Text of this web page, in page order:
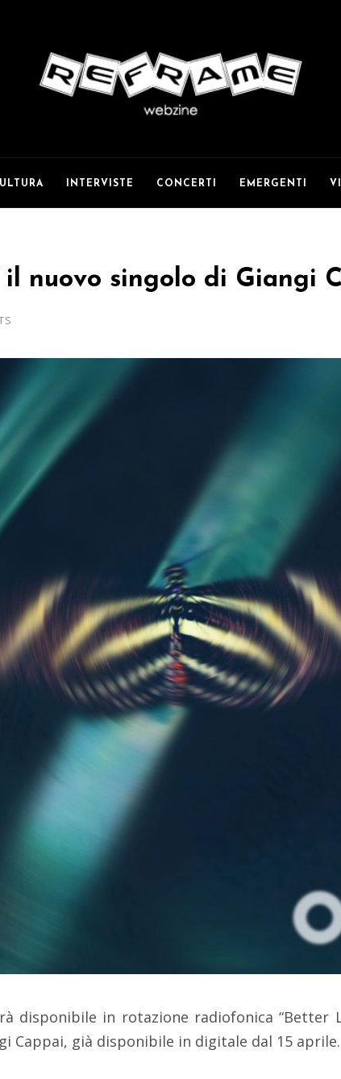
INTERVISTE CONCERTI EMERGENTI
il nuovo singolo di Giangi
disponibile in rotazione radiofonica “Better
Cappai, già disponibile in digitale dal 15 aprile.